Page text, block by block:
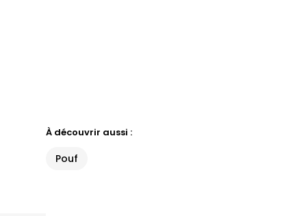
À découvrir aussi :
Pouf